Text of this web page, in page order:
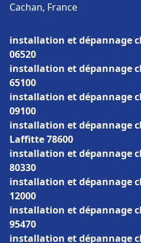
Cachan, France
installation et dépannage
06520
installation et dépannage
65100
installation et dépannage
09100
installation et dépannage
Laffitte 78600
installation et dépannage
80330
installation et dépannage
12000
installation et dépannage
95470
installation et dépannage